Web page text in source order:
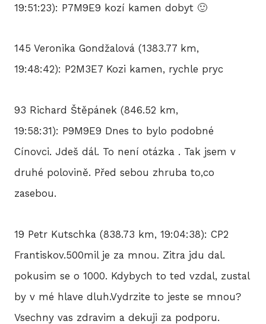
19:51:23): P7M9E9 kozí kamen dobyt 🙂
145 Veronika Gondžalová (1383.77 km,
19:48:42): P2M3E7 Kozi kamen, rychle pryc
93 Richard Štěpánek (846.52 km,
19:58:31): P9M9E9 Dnes to bylo podobné
Cínovci. Jdeš dál. To není otázka . Tak jsem v
druhé polovině. Před sebou zhruba to,co
zasebou.
19 Petr Kutschka (838.73 km, 19:04:38): CP2
Frantiskov.500mil je za mnou. Zitra jdu dal.
pokusim se o 1000. Kdybych to ted vzdal, zustal
by v mé hlave dluh.Vydrzite to jeste se mnou?
Vsechny vas zdravim a dekuji za podporu.